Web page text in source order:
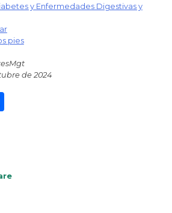
y Enfermedades Digestivas y
pies
de 2024
Share